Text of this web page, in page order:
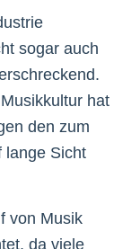
sogar auch
hat
den zum
lange Sicht
von Musik
da viele